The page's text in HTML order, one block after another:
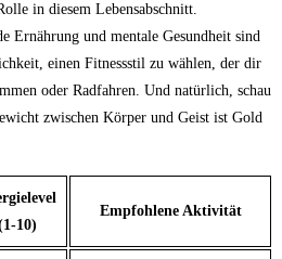
‌in diesem Lebensabschnitt.
Ernährung und mentale Gesundheit sind
einen Fitnessstil ‍zu wählen, der dir
oder Radfahren. Und natürlich,⁣ schau
zwischen Körper und Geist ist Gold
10)
Empfohlene Aktivität